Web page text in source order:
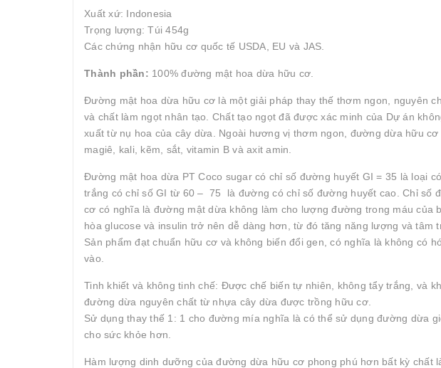
Xuất xứ: Indonesia
Trọng lượng: Túi 454g
Các chứng nhận hữu cơ quốc tế USDA, EU và JAS.
Thành phần: 100% đường mật hoa dừa hữu cơ.
Đường mật hoa dừa hữu cơ là một giải pháp thay thế thơm ngon, nguyên
và chất làm ngọt nhân tạo. Chất tạo ngọt đã được xác minh của Dự án
xuất từ ​​nụ hoa của cây dừa. Ngoài hương vị thơm ngon, đường dừa hữu
magiê, kali, kẽm, sắt, vitamin B và axit amin.
Đường mật hoa dừa PT Coco sugar có chỉ số đường huyết GI = 35 là loại
trắng có chỉ số GI từ 60 – 75 là đường có chỉ số đường huyết cao. Chỉ số
cơ có nghĩa là đường mật dừa không làm cho lượng đường trong máu của
hòa glucose và insulin trở nên dễ dàng hơn, từ đó tăng năng lượng và tâm
Sản phẩm đạt chuẩn hữu cơ và không biến đổi gen, có nghĩa là không có
vào.
Tinh khiết và không tinh chế: Được chế biến tự nhiên, không tẩy trắng, và
đường dừa nguyên chất từ ​​nhựa cây dừa được trồng hữu cơ.
Sử dụng thay thế 1: 1 cho đường mía nghĩa là có thể sử dụng đường dừa
cho sức khỏe hơn.
Hàm lượng dinh dưỡng của đường dừa hữu cơ phong phú hơn bất kỳ chất